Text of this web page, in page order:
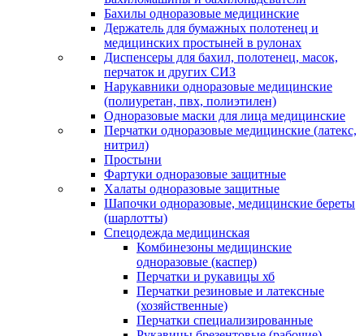
Бахилы одноразовые медицинские
Держатель для бумажных полотенец и
медицинских простыней в рулонах
Диспенсеры для бахил, полотенец, масок,
перчаток и других СИЗ
Нарукавники одноразовые медицинские
(полиуретан, пвх, полиэтилен)
Одноразовые маски для лица медицинские
Перчатки одноразовые медицинские (латекс,
нитрил)
Простыни
Фартуки одноразовые защитные
Халаты одноразовые защитные
Шапочки одноразовые, медицинские береты
(шарлотты)
Спецодежда медицинская
Комбинезоны медицинские
одноразовые (каспер)
Перчатки и рукавицы хб
Перчатки резиновые и латексные
(хозяйственные)
Перчатки специализированные